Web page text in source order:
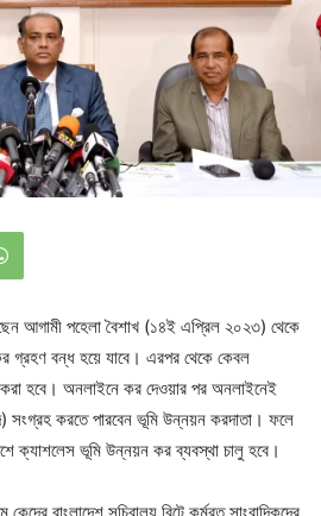
আগামী পহেলা বৈশাখ (১৪ই এপ্রিল ২০২৩) থেকে
গ্রহণ বন্ধ হয়ে যাবে। এরপর থেকে কেবল
হবে। অনলাইনে কর দেওয়ার পর অনলাইনেই
সংগ্রহ করতে পারবেন ভূমি উন্নয়ন করদাতা। ফলে
ক্যাশলেস ভূমি উন্নয়ন কর ব্যবস্থা চালু হবে।